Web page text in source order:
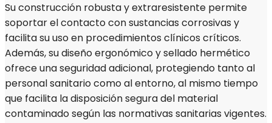
Su construcción robusta y extraresistente permite
soportar el contacto con sustancias corrosivas y
facilita su uso en procedimientos clínicos críticos.
Además, su diseño ergonómico y sellado hermético
ofrece una seguridad adicional, protegiendo tanto al
personal sanitario como al entorno, al mismo tiempo
que facilita la disposición segura del material
contaminado según las normativas sanitarias vigentes.